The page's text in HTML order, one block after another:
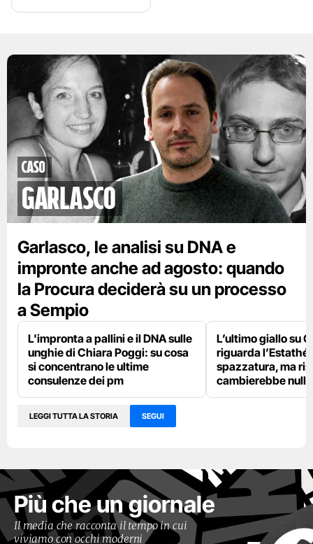
caso
garlasco
Garlasco, le analisi su DNA e
impronte anche ad agosto: quando
la Procura deciderà su un processo
a Sempio
L'impronta a pallini e il DNA sulle
unghie di Chiara Poggi: su cosa
si concentrano le ultime
consulenze dei pm
L’ultimo giallo su
riguarda
spazzatura, ma
cambierebbe nulla
LEGGI TUTTA LA STORIA SEGUI
Più che un giornale
Il media che racconta il tempo in cui
viviamo con occhi moderni